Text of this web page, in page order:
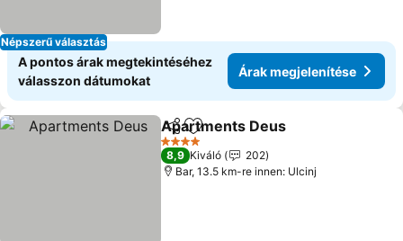
Népszerű választás
A pontos árak megtekintéséhez
válasszon dátumokat
Árak megjelenítése
Megosztás
Hozzáadás a kedvencekhez
Apartments Deus
4 Kategória
8,9 Kiváló
202
Bar, 13.5 km-re innen: Ulcinj